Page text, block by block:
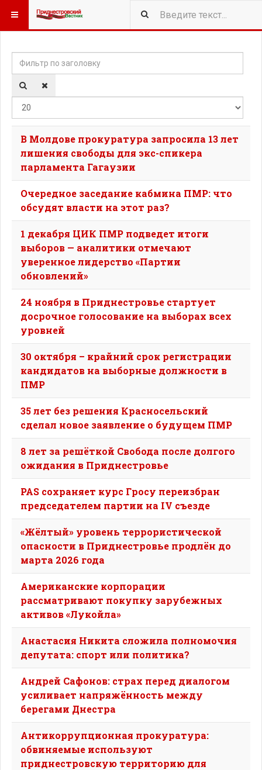
Фильтр по заголовку
В Молдове прокуратура запросила 13 лет
лишения свободы для экс-спикера
парламента Гагаузии
Очередное заседание кабмина ПМР: что
обсудят власти на этот раз?
1 декабря ЦИК ПМР подведет итоги
выборов — аналитики отмечают
уверенное лидерство «Партии
обновлений»
24 ноября в Приднестровье стартует
досрочное голосование на выборах всех
уровней
30 октября – крайний срок регистрации
кандидатов на выборные должности в
ПМР
35 лет без решения Красносельский
сделал новое заявление о будущем ПМР
8 лет за решёткой Свобода после долгого
ожидания в Приднестровье
PAS сохраняет курс Гросу переизбран
председателем партии на IV съезде
«Жёлтый» уровень террористической
опасности в Приднестровье продлён до
марта 2026 года
Американские корпорации
рассматривают покупку зарубежных
активов «Лукойла»
Анастасия Никита сложила полномочия
депутата: спорт или политика?
Андрей Сафонов: страх перед диалогом
усиливает напряжённость между
берегами Днестра
Антикоррупционная прокуратура:
обвиняемые используют
приднестровскую территорию для